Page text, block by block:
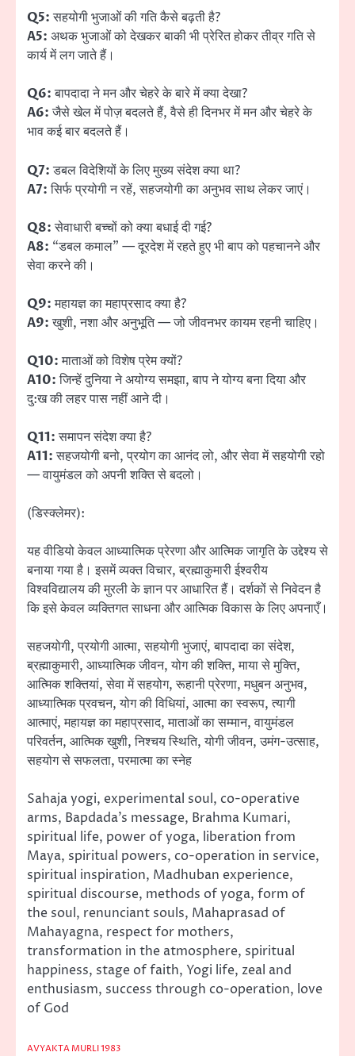
Q5:सहयोगी भुजाओं की गति कैसे बढ़ती है?
A5: अथक भुजाओं को देखकर बाकी भी प्रेरित होकर तीव्र गति से
कार्य में लग जाते हैं।
Q6:बापदादा ने मन और चेहरे के बारे में क्या देखा?
A6:जैसे खेल में पोज़ बदलते हैं, वैसे ही दिनभर में मन और चेहरे के
भाव कई बार बदलते हैं।
Q7:डबल विदेशियों के लिए मुख्य संदेश क्या था?
A7:सिर्फ प्रयोगी न रहें, सहजयोगी का अनुभव साथ लेकर जाएं।
Q8:सेवाधारी बच्चों को क्या बधाई दी गई?
A8: “डबल कमाल” — दूरदेश में रहते हुए भी बाप को पहचानने और
सेवा करने की।
Q9:महायज्ञ का महाप्रसाद क्या है?
A9:खुशी, नशा और अनुभूति — जो जीवनभर कायम रहनी चाहिए।
Q10:माताओं को विशेष प्रेम क्यों?
A10:जिन्हें दुनिया ने अयोग्य समझा, बाप ने योग्य बना दिया और
दु:ख की लहर पास नहीं आने दी।
Q11:समापन संदेश क्या है?
A11:सहजयोगी बनो, प्रयोग का आनंद लो, और सेवा में सहयोगी रहो
— वायुमंडल को अपनी शक्ति से बदलो।
(डिस्क्लेमर):
यह वीडियो केवल आध्यात्मिक प्रेरणा और आत्मिक जागृति के उद्देश्य से
बनाया गया है। इसमें व्यक्त विचार, ब्रह्माकुमारी ईश्वरीय
विश्वविद्यालय की मुरली के ज्ञान पर आधारित हैं। दर्शकों से निवेदन है
कि इसे केवल व्यक्तिगत साधना और आत्मिक विकास के लिए अपनाएँ।
सहजयोगी, प्रयोगी आत्मा, सहयोगी भुजाएं, बापदादा का संदेश,
ब्रह्माकुमारी, आध्यात्मिक जीवन, योग की शक्ति, माया से मुक्ति,
आत्मिक शक्तियां, सेवा में सहयोग, रूहानी प्रेरणा, मधुबन अनुभव,
आध्यात्मिक प्रवचन, योग की विधियां, आत्मा का स्वरूप, त्यागी
आत्माएं, महायज्ञ का महाप्रसाद, माताओं का सम्मान, वायुमंडल
परिवर्तन, आत्मिक खुशी, निश्चय स्थिति, योगी जीवन, उमंग-उत्साह,
सहयोग से सफलता, परमात्मा का स्नेह
Sahaja yogi, experimental soul, co-operative
arms, Bapdada’s message, Brahma Kumari,
spiritual life, power of yoga, liberation from
Maya, spiritual powers, co-operation in service,
spiritual inspiration, Madhuban experience,
spiritual discourse, methods of yoga, form of
the soul, renunciant souls, Mahaprasad of
Mahayagna, respect for mothers,
transformation in the atmosphere, spiritual
happiness, stage of faith, Yogi life, zeal and
enthusiasm, success through co-operation, love
of God
AVYAKTA MURLI 1983